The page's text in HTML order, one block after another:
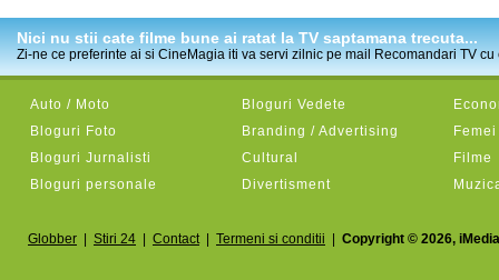
Nici nu stii cate filme bune ai ratat la TV saptamana trecuta...
Zi-ne ce preferinte ai si CineMagia iti va servi zilnic pe mail Recomandari TV
Auto / Moto
Bloguri Foto
Bloguri Jurnalisti
Bloguri personale
Bloguri Vedete
Branding / Advertising
Cultural
Divertisment
Femei
Filme
Globber Stiri 24 Contact| Termeni si conditii Copyright © 2026,